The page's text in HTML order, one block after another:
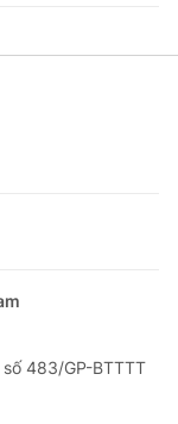
483/GP-BTTTT